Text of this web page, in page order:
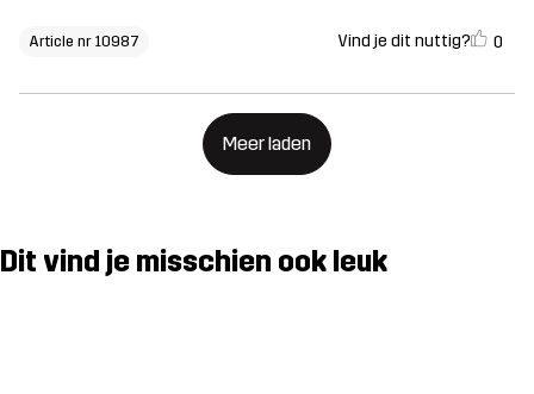
Article nr 10987 Vind je dit nuttig? 0
Meer laden
Dit vind je misschien ook leuk